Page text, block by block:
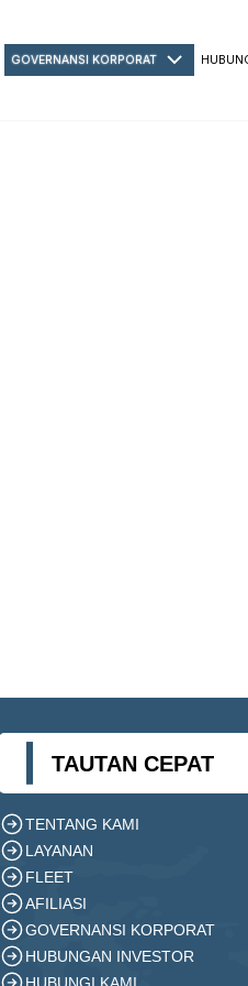
GOVERNANSI KORPORAT
TAUTAN CEPAT
TENTANG KAMI
LAYANAN
FLEET
AFILIASI
GOVERNANSI KORPORAT
HUBUNGAN INVESTOR
HUBUNGI KAMI